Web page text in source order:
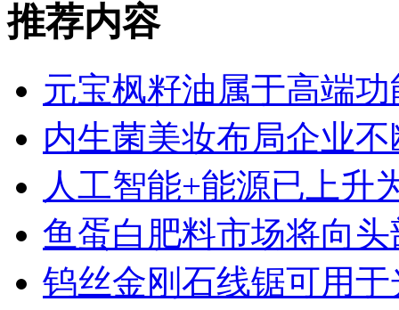
推荐内容
元宝枫籽油属于高端
内生菌美妆布局企业
人工智能+能源已上升
鱼蛋白肥料市场将向
钨丝金刚石线锯可用